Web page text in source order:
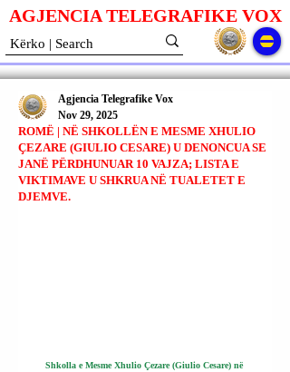
AGJENCIA TELEGRAFIKE VOX
ROMË | NË SHKOLLËN E MESME XHULIO
ÇEZARE (GIULIO CESARE) U DENONCUA SE
JANË PËRDHUNUAR 10 VAJZA; LISTA E
VIKTIMAVE U SHKRUA NË TUALETET E
DJEMVE.
Agjencia Telegrafike Vox
Nov 29, 2025
Shkolla e Mesme Xhulio Çezare (Giulio Cesare) në